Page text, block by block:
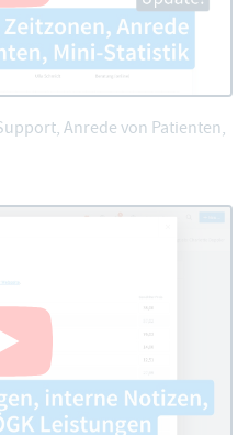
Anrede von Patienten,